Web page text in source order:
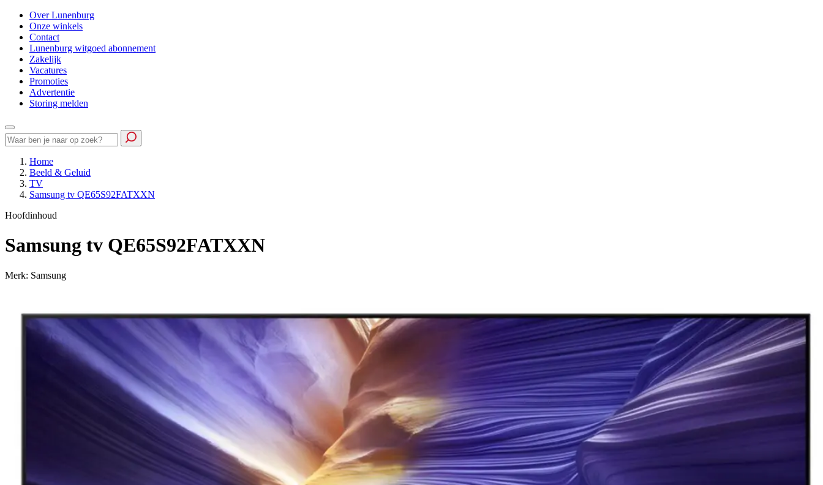
Over Lunenburg
Onze winkels
Contact
Lunenburg witgoed abonnement
Zakelijk
Vacatures
Promoties
Advertentie
Storing melden
Home
Beeld & Geluid
TV
Samsung tv QE65S92FATXXN
Hoofdinhoud
Samsung tv QE65S92FATXXN
Merk: Samsung